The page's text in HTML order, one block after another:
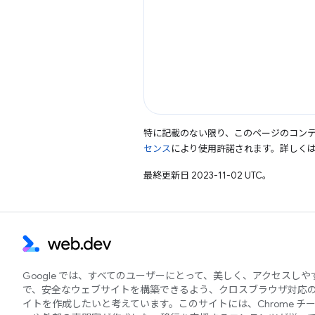
特に記載のない限り、このページのコン
センスにより使用許諾されます。詳しく
最終更新日 2023-11-02 UTC。
Google では、すべてのユーザーにとって、美しく、アクセスしや
で、安全なウェブサイトを構築できるよう、クロスブラウザ対応
イトを作成したいと考えています。このサイトには、Chrome チ